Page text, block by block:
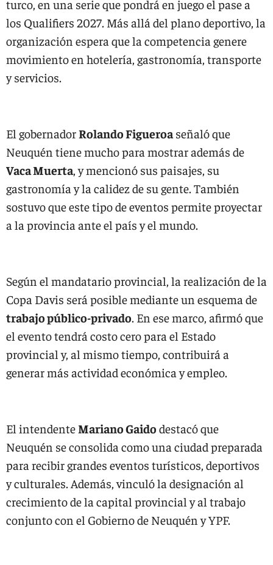
turco, en una serie que pondrá en juego el pase a
los Qualifiers 2027. Más allá del plano deportivo, la
organización espera que la competencia genere
movimiento en hotelería, gastronomía, transporte
y servicios.
El gobernadorRolando Figueroa señaló que
Neuquén tiene mucho para mostrar además de
Vaca Muerta, y mencionó sus paisajes, su
gastronomía y la calidez de su gente. También
sostuvo que este tipo de eventos permite proyectar
a la provincia ante el país y el mundo.
Según el mandatario provincial, la realización de la
Copa Davis será posible mediante un esquema de
trabajo público-privado. En ese marco, afirmó que
el evento tendrá costo cero para el Estado
provincial y, al mismo tiempo, contribuirá a
generar más actividad económica y empleo.
El intendente Mariano Gaido destacó que
Neuquén se consolida como una ciudad preparada
para recibir grandes eventos turísticos, deportivos
y culturales. Además, vinculó la designación al
crecimiento de la capital provincial y al trabajo
conjunto con el Gobierno de Neuquén y YPF.